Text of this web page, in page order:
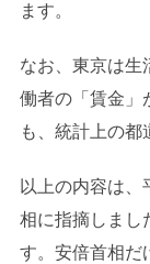
ます。
なお、東京は生
働者の「賃金」
も、統計上の都
以上の内容は
相に指摘しまし
す。安倍首相だ